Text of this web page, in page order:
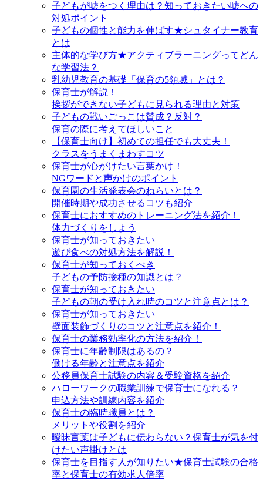
子どもが嘘をつく理由は？知っておきたい嘘への
対処ポイント
子どもの個性と能力を伸ばす★シュタイナー教育
とは
主体的な学び方★アクティブラーニングってどん
な学習法？
乳幼児教育の基礎「保育の5領域」とは？
保育士が解説！
挨拶ができない子どもに見られる理由と対策
子どもの戦いごっこは賛成？反対？
保育の際に考えてほしいこと
【保育士向け】初めての担任でも大丈夫！
クラスをうまくまわすコツ
保育士が心がけたい言葉かけ！
NGワードと声かけのポイント
保育園の生活発表会のねらいとは？
開催時期や成功させるコツも紹介
保育士におすすめのトレーニング法を紹介！
体力づくりをしよう
保育士が知っておきたい
遊び食べの対処方法を解説！
保育士が知っておくべき
子どもの予防接種の知識とは？
保育士が知っておきたい
子どもの朝の受け入れ時のコツと注意点とは？
保育士が知っておきたい
壁面装飾づくりのコツと注意点を紹介！
保育士の業務効率化の方法を紹介！
保育士に年齢制限はあるの？
働ける年齢と注意点を紹介
公務員保育士試験の内容＆受験資格を紹介
ハローワークの職業訓練で保育士になれる？
申込方法や訓練内容を紹介
保育士の臨時職員とは？
メリットや役割を紹介
曖昧言葉は子どもに伝わらない？保育士が気を付
けたい声掛けとは
保育士を目指す人が知りたい★保育士試験の合格
率と保育士の有効求人倍率